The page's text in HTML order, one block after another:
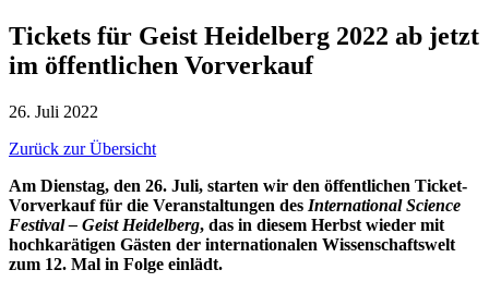
Tickets für Geist Heidelberg 2022 ab jetzt
im öffentlichen Vorverkauf
26. Juli 2022
Zurück zur Übersicht
Am Dienstag, den 26. Juli, starten wir den öffentlichen Ticket-
Vorverkauf für die Veranstaltungen des International Science
Festival – Geist Heidelberg, das in diesem Herbst wieder mit
hochkarätigen Gästen der internationalen Wissenschaftswelt
zum 12. Mal in Folge einlädt.